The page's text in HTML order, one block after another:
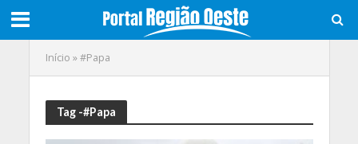
Início »#Papa
Tag -#Papa